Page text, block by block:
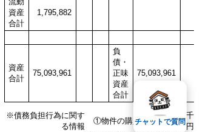
資産
合計
1,795,882
資産
合計
75,093,961
負
債・
正味
資産
合計
75,093,961
※債務負担行為に関す
る情報
①物件の購入等
79,560千
円
チャットで質問